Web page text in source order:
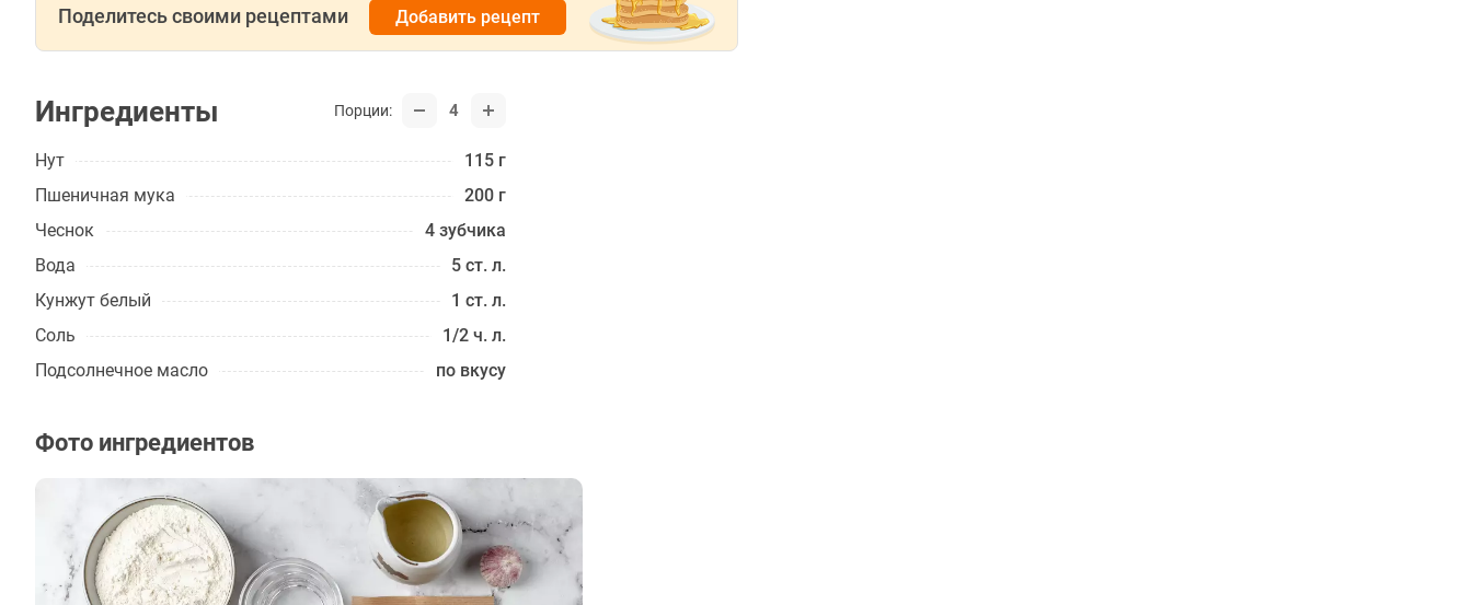
Поделитесь своими рецептами Добавить рецепт
Ингредиенты Порции: 4
Нут
115 г
Пшеничная мука
200 г
Чеснок
4 зубчика
Вода
5 ст. л.
Кунжут белый
1 ст. л.
Соль
1/2 ч. л.
Подсолнечное масло
по вкусу
Фото ингредиентов